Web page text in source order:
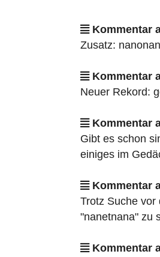
Kommentar
Zusatz:
Kommentar
Neuer Rekord:
Kommentar
Gibt es schon
einiges im
Kommentar
Trotz Suche vor
"nanetnana" zu
Kommentar